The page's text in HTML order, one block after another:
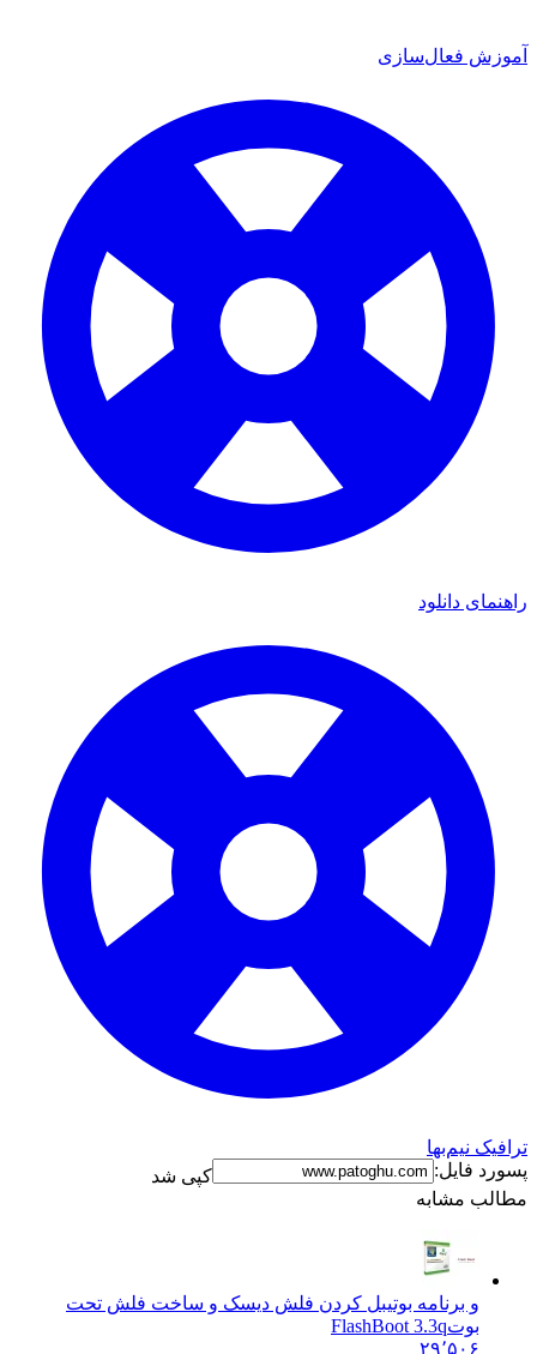
آموزش فعال‌سازی
راهنمای دانلود
ترافیک نیم‌بها
پسورد فایل:
کپی شد
مطالب مشابه
و برنامه بوتیبل کردن فلش دیسک و ساخت فلش تحت
بوتFlashBoot 3.3q
۲۹٬۵۰۶